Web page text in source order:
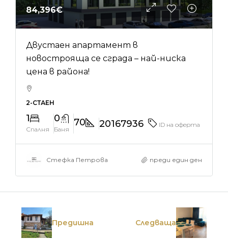
84,396€
Двустаен апартамент в
новострояща се сграда – най-ниска
цена в района!
2-СТАЕН
1
Спалня
0
Баня
70 20167936 ID на оферта
Стефка Петрова преди един ден
Предишна Следваща